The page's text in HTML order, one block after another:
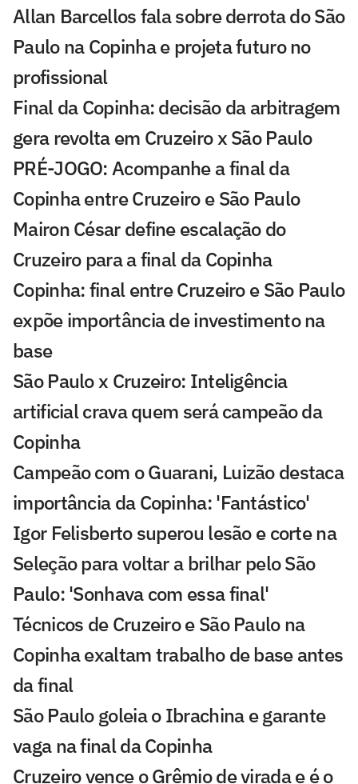
Allan Barcellos fala sobre derrota do São
Paulo na Copinha e projeta futuro no
profissional
Final da Copinha: decisão da arbitragem
gera revolta em Cruzeiro x São Paulo
PRÉ-JOGO: Acompanhe a final da
Copinha entre Cruzeiro e São Paulo
Mairon César define escalação do
Cruzeiro para a final da Copinha
Copinha: final entre Cruzeiro e São Paulo
expõe importância de investimento na
base
São Paulo x Cruzeiro: Inteligência
artificial crava quem será campeão da
Copinha
Campeão com o Guarani, Luizão destaca
importância da Copinha: 'Fantástico'
Igor Felisberto superou lesão e corte na
Seleção para voltar a brilhar pelo São
Paulo: 'Sonhava com essa final'
Técnicos de Cruzeiro e São Paulo na
Copinha exaltam trabalho de base antes
da final
São Paulo goleia o Ibrachina e garante
vaga na final da Copinha
Cruzeiro vence o Grêmio de virada e é o